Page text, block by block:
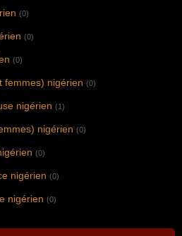
(0)
(0)
(0)
femmes) nigérien (0)
nigérien (1)
nigérien (0)
(0)
nigérien (0)
nigérien (0)